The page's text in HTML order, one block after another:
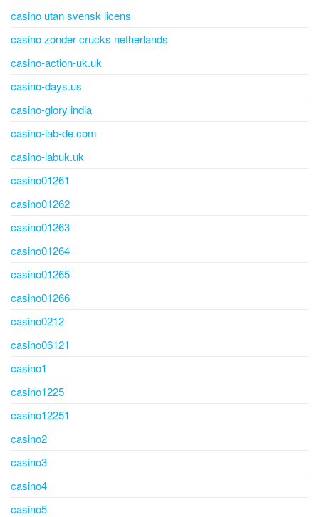
casino utan svensk licens
casino zonder crucks netherlands
casino-action-uk.uk
casino-days.us
casino-glory india
casino-lab-de.com
casino-labuk.uk
casino01261
casino01262
casino01263
casino01264
casino01265
casino01266
casino0212
casino06121
casino1
casino1225
casino12251
casino2
casino3
casino4
casino5